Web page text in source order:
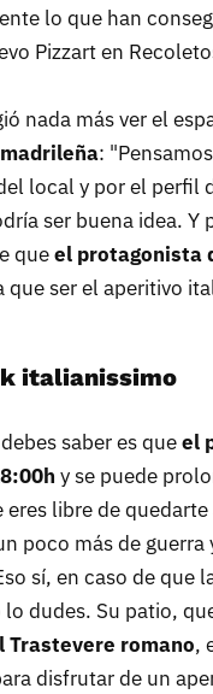
lo que han
Pizzart en
nada más ver el
:
local y por el perfil
ser buena idea. Y
queel protagonista
que ser el aperitivo
italianissimo
saber es queel
y se puede
libre de quedarte
poco más de guerra
sí, en caso de que
dudes. Su patio,
romano,
disfrutar de un